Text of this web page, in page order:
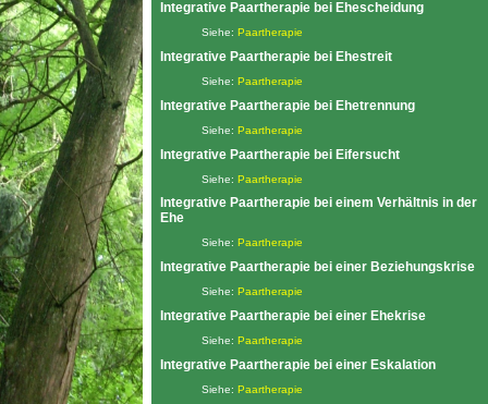
Integrative Paartherapie bei Ehescheidung
Siehe: Paartherapie
Integrative Paartherapie bei Ehestreit
Siehe: Paartherapie
Integrative Paartherapie bei Ehetrennung
Siehe: Paartherapie
Integrative Paartherapie bei Eifersucht
Siehe: Paartherapie
Integrative Paartherapie bei einem Verhältnis in der
Ehe
Siehe: Paartherapie
Integrative Paartherapie bei einer Beziehungskrise
Siehe: Paartherapie
Integrative Paartherapie bei einer Ehekrise
Siehe: Paartherapie
Integrative Paartherapie bei einer Eskalation
Siehe: Paartherapie